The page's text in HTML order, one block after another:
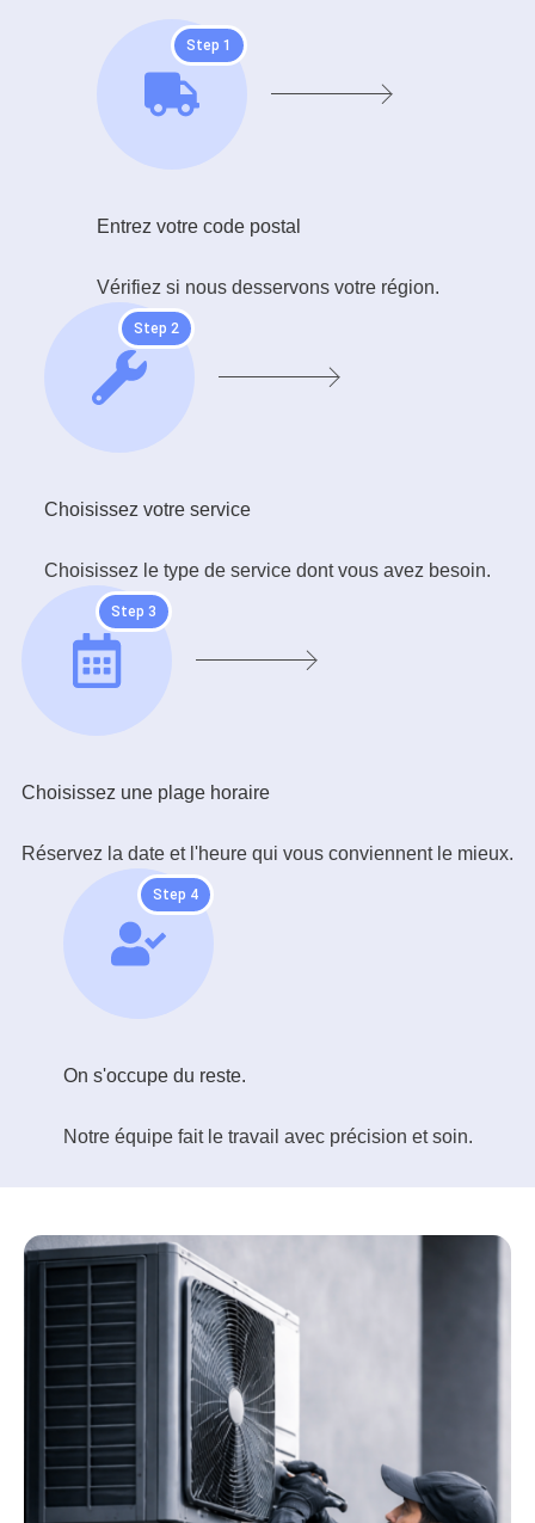
Step 1
Entrez votre code postal
Vérifiez si nous desservons votre région.
Step 2
Choisissez votre service
Choisissez le type de service dont vous avez besoin.
Step 3
Choisissez une plage horaire
Réservez la date et l'heure qui vous conviennent le mieux.
Step 4
On s'occupe du reste.
Notre équipe fait le travail avec précision et soin.